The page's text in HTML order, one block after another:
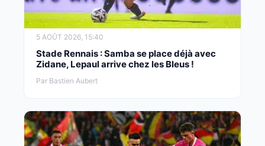
5 AOÛT 2026, 15:40
Stade Rennais : Samba se place déjà avec
Zidane, Lepaul arrive chez les Bleus !
Par Bastien Aubert